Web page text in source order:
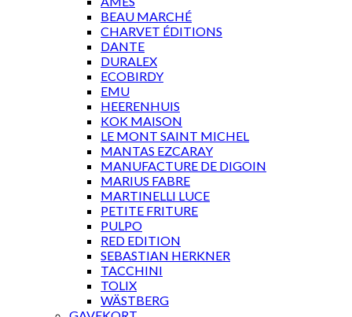
BEAU MARCHÉ
CHARVET ÉDITIONS
DANTE
DURALEX
ECOBIRDY
EMU
HEERENHUIS
KOK MAISON
LE MONT SAINT MICHEL
MANTAS EZCARAY
MANUFACTURE DE DIGOIN
MARIUS FABRE
MARTINELLI LUCE
PETITE FRITURE
PULPO
RED EDITION
SEBASTIAN HERKNER
TACCHINI
TOLIX
WÄSTBERG